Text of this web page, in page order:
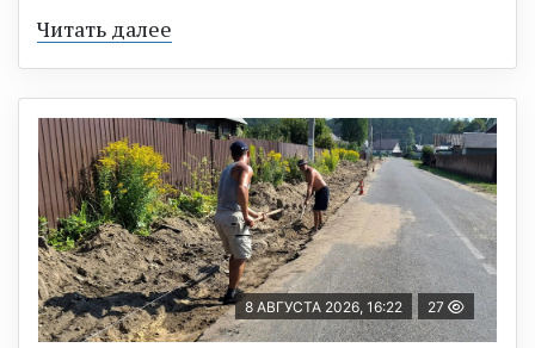
Читать далее
8 АВГУСТА 2026, 16:22 27